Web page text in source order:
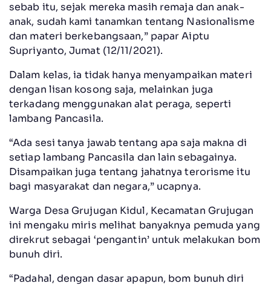
sebab itu, sejak mereka masih remaja dan anak-
anak, sudah kami tanamkan tentang Nasionalisme
dan materi berkebangsaan,” papar Aiptu
Supriyanto, Jumat (12/11/2021).
Dalam kelas, ia tidak hanya menyampaikan materi
dengan lisan kosong saja, melainkan juga
terkadang menggunakan alat peraga, seperti
lambang Pancasila.
“Ada sesi tanya jawab tentang apa saja makna di
setiap lambang Pancasila dan lain sebagainya.
Disampaikan juga tentang jahatnya terorisme itu
bagi masyarakat dan negara,” ucapnya.
Warga Desa Grujugan Kidul, Kecamatan Grujugan
ini mengaku miris melihat banyaknya pemuda yang
direkrut sebagai ‘pengantin’ untuk melakukan bom
bunuh diri.
“Padahal, dengan dasar apapun, bom bunuh diri